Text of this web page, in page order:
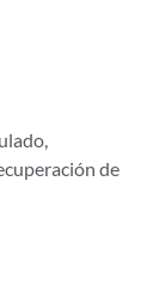
,
de